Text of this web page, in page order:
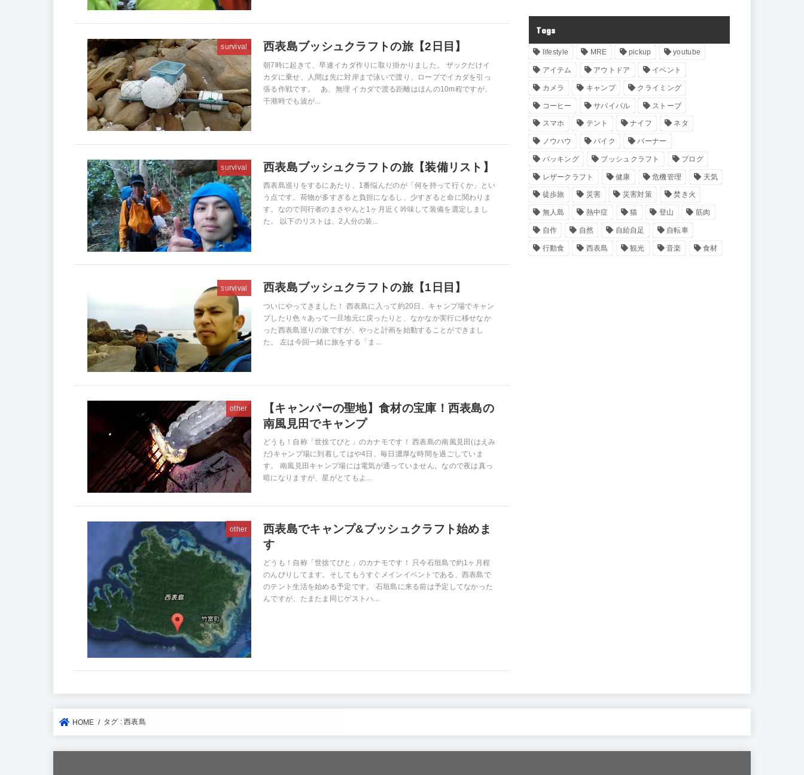
survival 西表島ブッシュクラフトの旅【2日目】
朝7時に起きて、早速イカダ作りに取り掛かりました。 ザックだけイ
カダに乗せ、人間は先に対岸まで泳いで渡り、ロープでイカダを引っ
張る作戦です。 あ、無理 イカダで渡る距離はほんの10m程ですが、
干潮時でも波が...
survival 西表島ブッシュクラフトの旅【装備リスト】
西表島巡りをするにあたり、1番悩んだのが「何を持って行くか」とい
う点です。荷物が多すぎると負担になるし、少すぎると命に関わりま
す。なので同行者のまさやんと1ヶ月近く吟味して装備を選定しまし
た。 以下のリストは、2人分の装...
survival 西表島ブッシュクラフトの旅【1日目】
ついにやってきました！ 西表島に入って約20日、キャンプ場でキャン
プしたり色々あって一旦地元に戻ったりと、なかなか実行に移せなか
った西表島巡りの旅ですが、やっと計画を始動することができまし
た。 左は今回一緒に旅をする「ま...
other
【キャンパーの聖地】食材の宝庫！西表島の
南風見田でキャンプ
どうも！自称「世捨てびと」のカナモです！ 西表島の南風見田(はえみ
だ)キャンプ場に到着してはや4日、毎日濃厚な時間を過ごしていま
す。 南風見田キャンプ場には電気が通っていません。なので夜は真っ
暗になりますが、星がとてもよ...
other
西表島でキャンプ&ブッシュクラフト始めま
す
どうも！自称「世捨てびと」のカナモです！ 只今石垣島で約1ヶ月程
のんびりしてます。そしてもうすぐメインイベントである、西表島で
のテント生活を始める予定です。 石垣島に来る前は予定してなかった
んですが、たまたま同じゲストハ...
Tags
lifestyle MRE pickup youtube
アイテム アウトドア イベント
カメラ キャンプ クライミング
コーヒー サバイバル ストーブ
スマホ テント ナイフ ネタ
ノウハウ バイク バーナー
パッキング ブッシュクラフト ブログ
レザークラフト 健康 危機管理 天気
徒歩旅 災害 災害対策 焚き火
無人島 熱中症 猫 登山 筋肉
自作 自然 自給自足 自転車
行動食 西表島 観光 音楽 食材
HOME タグ : 西表島